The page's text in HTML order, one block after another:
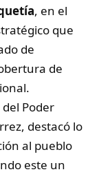
, en el
que
de
de
Poder
destacó lo
al pueblo
este un